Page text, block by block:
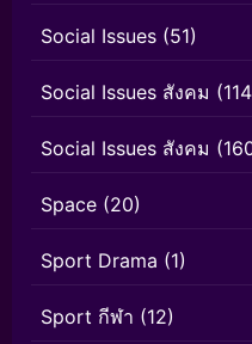
Social Issues (51)
Social Issues สังคม
Social Issues สังคม
Space (20)
Sport Drama (1)
Sport กีฬา (12)